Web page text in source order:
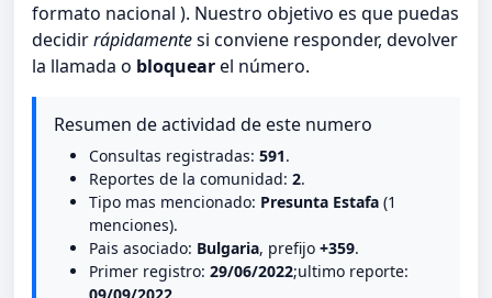
formato nacional ). Nuestro objetivo es que puedas
decidirrápidamentesi conviene responder, devolver
la llamada o bloquearel número.
Resumen de actividad de este numero
Consultas registradas: 591.
Reportes de la comunidad: 2.
Tipo mas mencionado: Presunta Estafa (1
menciones).
Pais asociado: Bulgaria, prefijo +359.
Primer registro: 29/06/2022;ultimo reporte: